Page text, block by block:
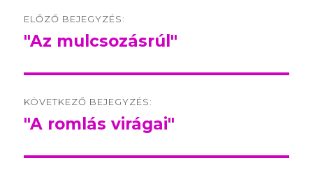
navigation
ELŐZŐ BEJEGYZÉS:
Előző
"Az mulcsozásrúl"
KÖVETKEZŐ BEJEGYZÉS:
Következő
"A romlás virágai"